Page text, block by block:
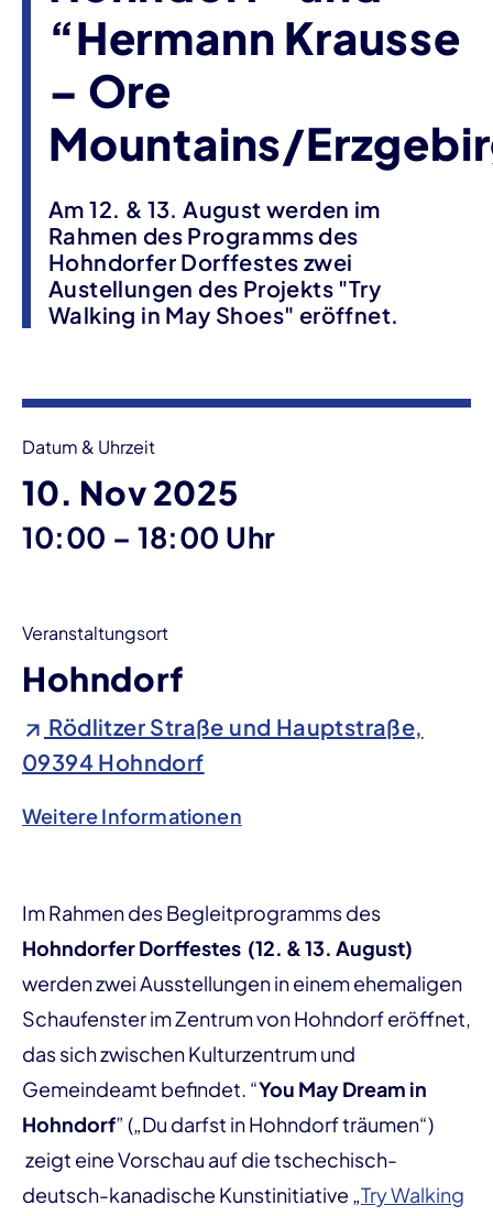
“Hermann Krausse
– Ore
Mountains/
Am 12. & 13. August werden im
Rahmen des Programms des
Hohndorfer Dorffestes zwei
Austellungen des Projekts "Try
Walking in May Shoes" eröffnet.
Datum & Uhrzeit
10. Nov 2025
10:00 – bis
18:00 Uhr
Veranstaltungsort
Hohndorf
Rödlitzer Straße und Hauptstraße,
09394 Hohndorf
Weitere Informationen
Im Rahmen des Begleitprogramms des
Hohndorfer Dorffestes (12. & 13. August)
werden zwei Ausstellungen in einem ehemaligen
Schaufenster im Zentrum von Hohndorf eröffnet,
das sich zwischen Kulturzentrum und
Gemeindeamt befindet. “You May Dream in
Hohndorf” („Du darfst in Hohndorf träumen“)
zeigt eine Vorschau auf die tschechisch-
deutsch-kanadische Kunstinitiative „Try Walking